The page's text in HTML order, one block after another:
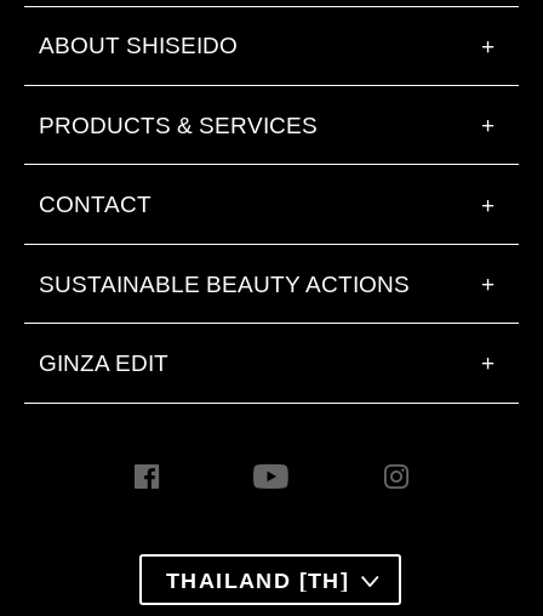
ABOUT SHISEIDO +
PRODUCTS & SERVICES +
CONTACT +
SUSTAINABLE BEAUTY ACTIONS +
GINZA EDIT +
THAILAND [TH]